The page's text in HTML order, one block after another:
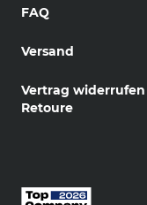
FAQ
Versand
Vertrag widerrufen
Retoure